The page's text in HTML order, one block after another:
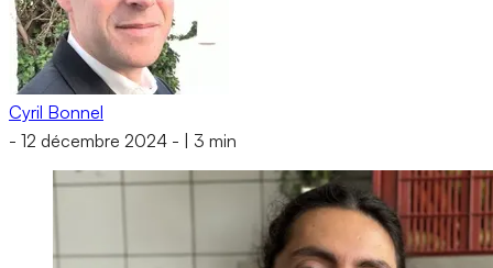
Cyril Bonnel
- 12 décembre 2024 - 3 min